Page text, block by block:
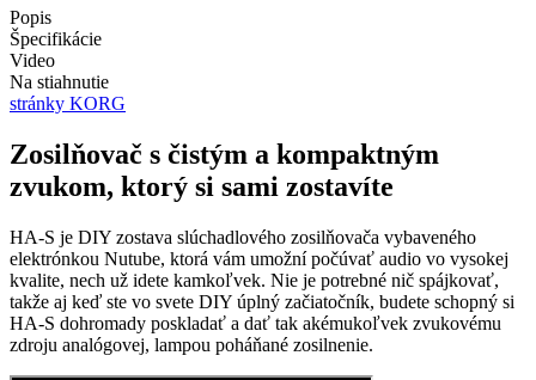
Popis
Špecifikácie
Video
Na stiahnutie
stránky KORG
Zosilňovač s čistým a kompaktným
zvukom, ktorý si sami zostavíte
HA-S je DIY zostava slúchadlového zosilňovača vybaveného
elektrónkou Nutube, ktorá vám umožní počúvať audio vo vysokej
kvalite, nech už idete kamkoľvek. Nie je potrebné nič spájkovať,
takže aj keď ste vo svete DIY úplný začiatočník, budete schopný si
HA-S dohromady poskladať a dať tak akémukoľvek zvukovému
zdroju analógovej, lampou poháňané zosilnenie.